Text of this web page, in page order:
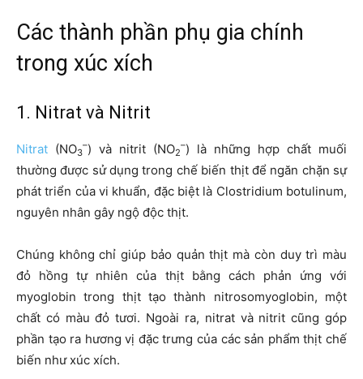
Các thành phần phụ gia chính
trong xúc xích
1. Nitrat và Nitrit
Nitrat (NO3
–) và nitrit (NO2
–) là những hợp chất muối
thường được sử dụng trong chế biến thịt để ngăn chặn sự
phát triển của vi khuẩn, đặc biệt là Clostridium botulinum,
nguyên nhân gây ngộ độc thịt.
Chúng không chỉ giúp bảo quản thịt mà còn duy trì màu
đỏ hồng tự nhiên của thịt bằng cách phản ứng với
myoglobin trong thịt tạo thành nitrosomyoglobin, một
chất có màu đỏ tươi. Ngoài ra, nitrat và nitrit cũng góp
phần tạo ra hương vị đặc trưng của các sản phẩm thịt chế
biến như xúc xích.